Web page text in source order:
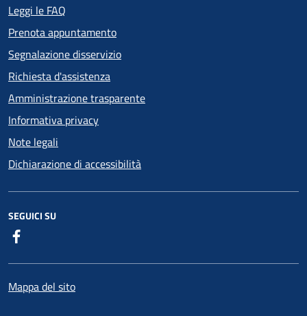
Leggi le FAQ
Prenota appuntamento
Segnalazione disservizio
Richiesta d'assistenza
Amministrazione trasparente
Informativa privacy
Note legali
Dichiarazione di accessibilità
SEGUICI SU
Mappa del sito